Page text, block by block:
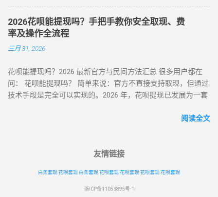
退款”（需商家支持）； 退款到账时间 1-3 个工作日，手续费
≈0（平台官方渠道）。 独特优势 ： ✅ 支持香港 / 澳门等境外
用户手机号注册 ✅ 风控账户可尝试（需近 3 个月无违规记录）
（二）数码商城类 —— 小额灵活场景 平台名称 安全指数 手续
费 操作要点 华为商城 ★★★☆☆ 0.38% 购买 “电子礼品卡” 后
当场退货 京东商城 ★★★★☆ 0% 购买 “京东 E 卡” 后转卖至官
方回收平台 三、2025 年风控监测机制与规避策略 （一）支付
宝风控三大预警信号 行为异常识别 ： 同一 IP 地址频繁在不同
预警 ： 单笔支付金额为 1000 整数倍（如 2000/5000 元） 每月
记录 （二）安全操作黄金法则（实测有效） ▶ 时间维度控
制： 两次操作间隔≥96 小时（避免系统标记 “异常高频”） 交易
服务费率为 6.5% - 8.8% 。 行业首选 抗风控权重最高 24H 实时
响应 很多用户由于信息不对称，往往在“追求低费率”和“确保安
全性”之间左右为难。本文将从职业周转人的视角，为您全方位
拆解目前市面上所有主流方式的底层逻辑，帮您选出当下的“最
一目了然，我们选取了目前存活率最高的四种模式进行深度横
评： 评估维度 模式 A：H5协议秒到 模式 B：天猫实物中转 模
式 C：线下蓝标扫码 模式 D：虚拟卡券回购 资金到账 秒到余额
2026花呗能提现吗？手把手教你安全取现、费
率及操作全流程
三月 31, 2026
花呗能提现吗？2026 最新官方与民间方法汇总 很多用户都在
问： 花呗能提现吗？ 简单来说：官方不直接支持取现，但通过
技术手段是完全可以实现的。2026 年，花呗提现已发展为一套
店铺回购或闲鱼平台交易，将花呗额度秒变余额。目前的合理
成为了很多人的首选。那么，具体怎么操作才最稳妥？ 一、 花
直取模式 秒到 速度最快，适合急用 对账号权重有一定要求 电
商中转模式 T+1 隔天 极度安全，抗风控 需要等待物流或收货
阅读全文
友情链接
白条套现花呗套现 白条套现花呗套现花呗套现花呗套现花呗套现
浙ICP备11053895号-1